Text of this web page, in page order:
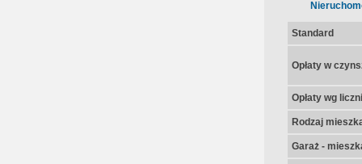
Standard
Opłaty w
Opłaty wg
Rodzaj
Garaż -